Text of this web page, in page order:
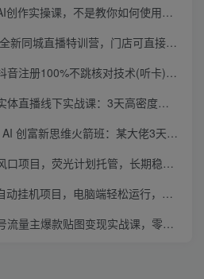
操课，不是教你如何使用智能体而是教你如何利用智能体变现(更新5月)
播特训营，门店可直接套用的落地方法，助力实体商家打通线上同城流量渠道
册100%不跳核对技术(听卡)，有需要自测，不保证百分百
线下实战课：3天高密度教学，1V1定制货盘话术快速实现同城爆店
新思维火箭班：某大佬3天私房课，一人公司实体获客商机洞察
项目，荧光计划托管，长期稳定，适合批量做
机项目，电脑端轻松运行，稳定日入500+，零门槛上手
爆款贴图变现实战课，零基础AI一键出图，轻松日入100+稳定收益